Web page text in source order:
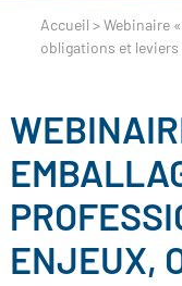
Accueil > Webinaire
obligations et leviers
ENJEUX,